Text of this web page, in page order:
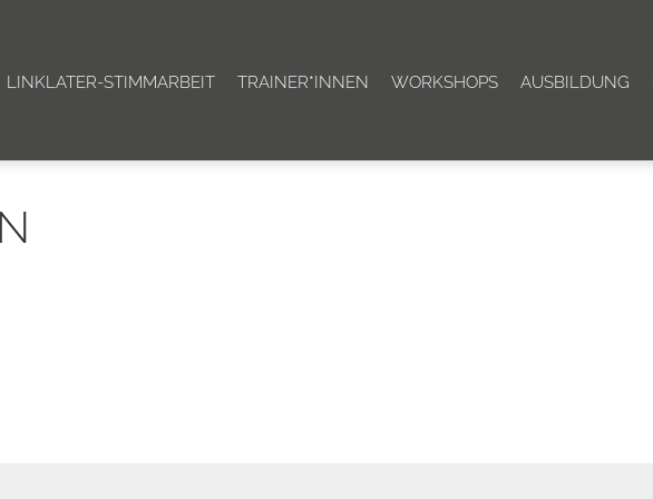
LINKLATER-STIMMARBEIT TRAINER*INNEN WORKSHOPS AUSBILDUNG